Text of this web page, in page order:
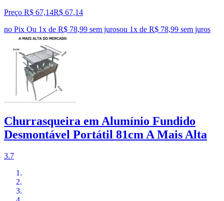
Preço R$ 67,14R$ 67,14
no Pix Ou 1x de R$ 78,99 sem jurosou 1x de R$ 78,99 sem juros
Churrasqueira em Alumínio Fundido
Desmontável Portátil 81cm A Mais Alta
3.7